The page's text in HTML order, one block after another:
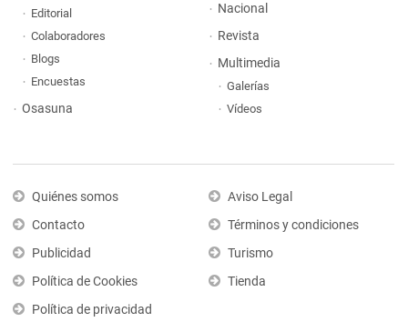
Editorial
Colaboradores
Blogs
Encuestas
Osasuna
Nacional
Revista
Multimedia
Galerías
Vídeos
Quiénes somos
Contacto
Publicidad
Política de Cookies
Política de privacidad
Aviso Legal
Términos y condiciones
Turismo
Tienda